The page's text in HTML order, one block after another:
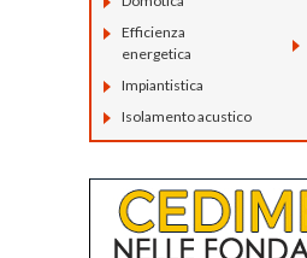
Efficienza
energetica
Impiantistica
Isolamento acustico